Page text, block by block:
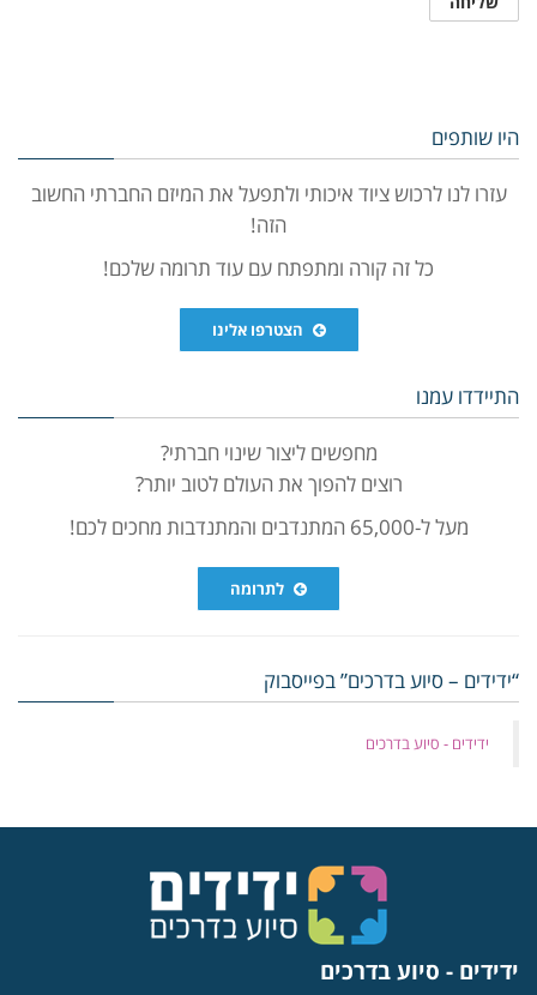
היו שותפים
עזרו לנו לרכוש ציוד איכותי ולתפעל את המיזם החברתי החשוב
הזה!
כל זה קורה ומתפתח עם עוד תרומה שלכם!
הצטרפו אלינו
התיידדו עמנו
מחפשים ליצור שינוי חברתי?
רוצים להפוך את העולם לטוב יותר?
מעל ל-65,000 המתנדבים והמתנדבות מחכים לכם!
לתרומה
“ידידים – סיוע בדרכים” בפייסבוק
‏ידידים - סיוע בדרכים
ידידים - סיוע בדרכים